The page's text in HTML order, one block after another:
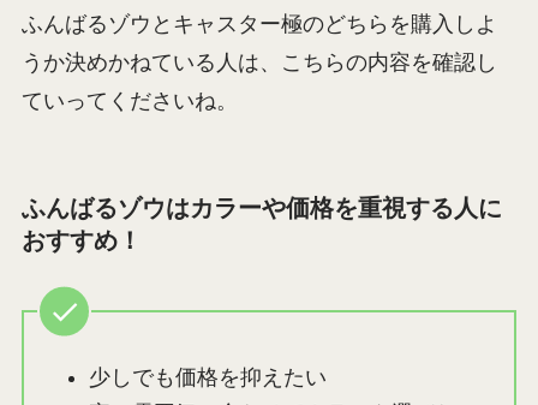
ふんばるゾウとキャスター極のどちらを購入しよ
うか決めかねている人は、こちらの内容を確認し
ていってくださいね。
ふんばるゾウはカラーや価格を重視する人に
おすすめ！
少しでも価格を抑えたい